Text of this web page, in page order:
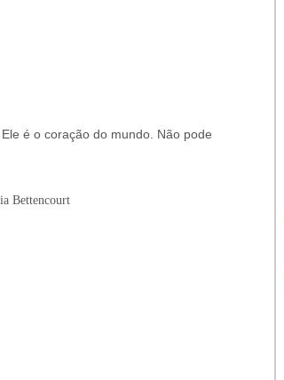
é o coração do mundo. Não pode
Bettencourt